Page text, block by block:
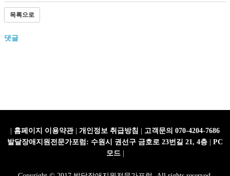
목록으로
댓글
홈페이지 이용약관| 개인정보 취급방침
고객문의 070-4204-7686
발달장애지원전문가포럼: 수원시 권선구 금호로 23번길 21, 4층
PC
모드|